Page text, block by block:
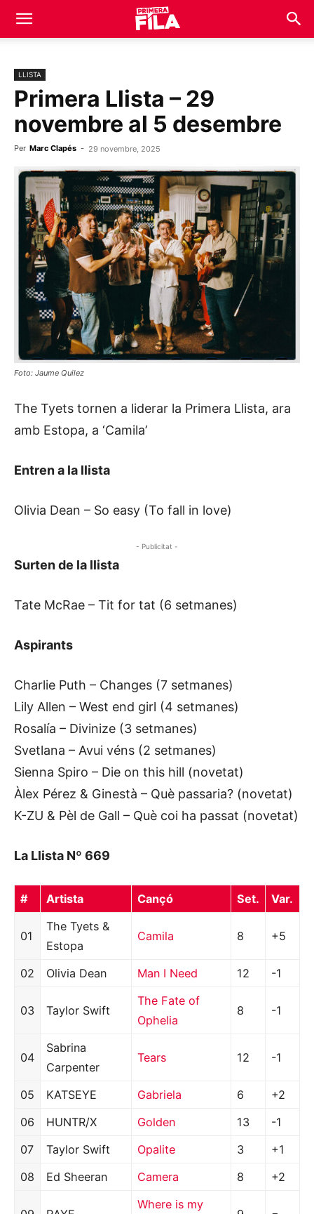
LLISTA
Primera Llista – 29
novembre al 5 desembre
Per Marc Clapés - 29 novembre, 2025
Foto: Jaume Quilez
The Tyets tornen a liderar la Primera Llista, ara
amb Estopa, a ‘Camila’
Entren a la llista
Olivia Dean – So easy (To fall in love)
- Publicitat -
Surten de la llista
Tate McRae – Tit for tat (6 setmanes)
Aspirants
Charlie Puth – Changes (7 setmanes)
Lily Allen – West end girl (4 setmanes)
Rosalía – Divinize (3 setmanes)
Svetlana – Avui véns (2 setmanes)
Sienna Spiro – Die on this hill (novetat)
Àlex Pérez & Ginestà – Què passaria? (novetat)
K-ZU & Pèl de Gall – Què coi ha passat (novetat)
La Llista Nº 669
# Artista Cançó Set. Var.
01
The Tyets &
Estopa
Camila 8 +5
02 Olivia Dean Man I Need 12 -1
03 Taylor Swift
The Fate of
Ophelia
8 -1
04
Sabrina
Carpenter
Tears 12 -1
05 KATSEYE Gabriela 6
+2
06
HUNTR/X Golden 13
-1
07
Taylor Swift Opalite 3
+1
08
Ed Sheeran Camera 8 +2
Where is my